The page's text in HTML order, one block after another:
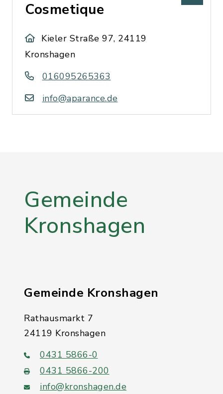
Cosmetique
Kieler Straße 97, 24119
Kronshagen
016095265363
info@aparance.de
Gemeinde
Kronshagen
Gemeinde Kronshagen
Rathausmarkt 7
24119 Kronshagen
0431 5866-0
0431 5866-200
info@kronshagen.de